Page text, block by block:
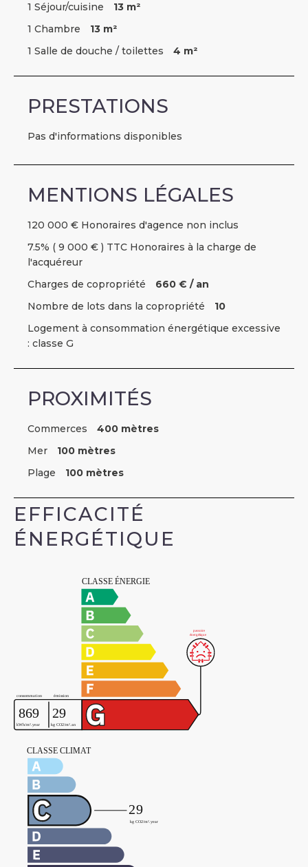
1 Séjour/cuisine
13 m²
1 Chambre
13 m²
1 Salle de douche / toilettes
4 m²
PRESTATIONS
Pas d'informations disponibles
MENTIONS LÉGALES
120 000 € Honoraires d'agence non inclus
7.5% ( 9 000 € ) TTC Honoraires à la charge de
l'acquéreur
Charges de copropriété
660 € / an
Nombre de lots dans la copropriété
10
Logement à consommation énergétique excessive
: classe G
PROXIMITÉS
Commerces
400 mètres
Mer
100 mètres
Plage
100 mètres
EFFICACITÉ
ÉNERGÉTIQUE